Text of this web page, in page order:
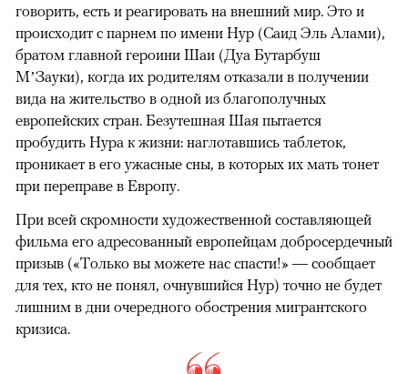
говорить, есть и реагировать на внешний мир. Это и
происходит с парнем по имени Нур (Саид Эль Алами),
братом главной героини Шаи (Дуа Бутарбуш
М’Зауки), когда их родителям отказали в получении
вида на жительство в одной из благополучных
европейских стран. Безутешная Шая пытается
пробудить Нура к жизни: наглотавшись таблеток,
проникает в его ужасные сны, в которых их мать тонет
при переправе в Европу.
При всей скромности художественной составляющей
фильма его адресованный европейцам добросердечный
призыв («Только вы можете нас спасти!» — сообщает
для тех, кто не понял, очнувшийся Нур) точно не будет
лишним в дни очередного обострения мигрантского
кризиса.